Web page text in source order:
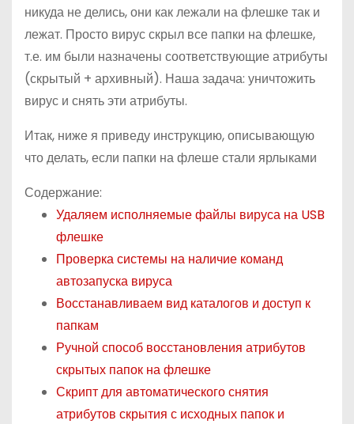
никуда не делись, они как лежали на флешке так и
лежат. Просто вирус скрыл все папки на флешке,
т.е. им были назначены соответствующие атрибуты
(скрытый + архивный). Наша задача: уничтожить
вирус и снять эти атрибуты.
Итак, ниже я приведу инструкцию, описывающую
что делать, если папки на флеше стали ярлыками
Содержание:
Удаляем исполняемые файлы вируса на USB
флешке
Проверка системы на наличие команд
автозапуска вируса
Восстанавливаем вид каталогов и доступ к
папкам
Ручной способ восстановления атрибутов
скрытых папок на флешке
Скрипт для автоматического снятия
атрибутов скрытия с исходных папок и